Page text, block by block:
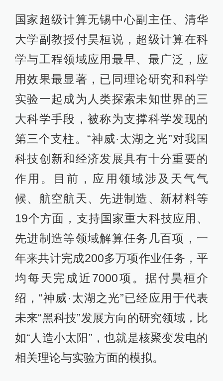
国家超级计算无锡中心副主任、清华
大学副教授付昊桓说，超级计算在科
学与工程领域应用最早、最广泛，应
用效果最显著，已同理论研究和科学
实验一起成为人类探索未知世界的三
大科学手段，被称为支撑科学发现的
第三个支柱。“神威·太湖之光”对我国
科技创新和经济发展具有十分重要的
作用。目前，应用领域涉及天气气
候、航空航天、先进制造、新材料等
19个方面，支持国家重大科技应用、
先进制造等领域解算任务几百项，一
年来共计完成200多万项作业任务，平
均每天完成近7000项。据付昊桓介
绍，“神威·太湖之光”已经应用于代表
未来“黑科技”发展方向的研究领域，比
如“人造小太阳”，也就是核聚变发电的
相关理论与实验方面的模拟。